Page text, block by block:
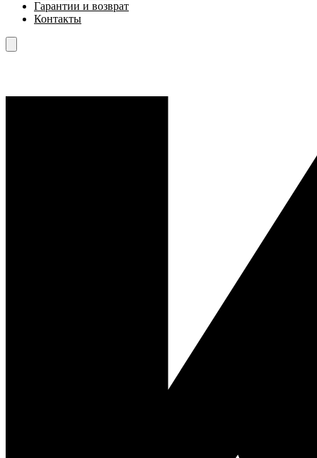
Гарантии и возврат
Контакты